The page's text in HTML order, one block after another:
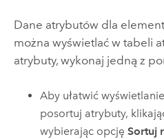
Dane atrybutów dla
można wyświetlać w tabeli
atrybuty, wykonaj jedną z
Aby ułatwić
posortuj atrybuty,
wybierając opcjęSortuj